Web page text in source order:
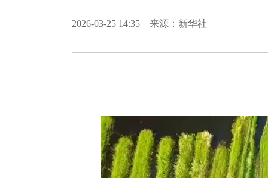
2026-03-25 14:35 来源：新华社